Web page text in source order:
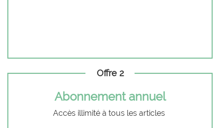
Offre 2
Abonnement annuel
Accès illimité à tous les articles